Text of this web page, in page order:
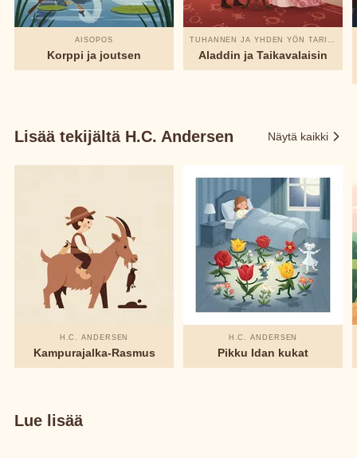
AISOPOS
Korppi ja joutsen
TUHANNEN JA YHDEN YÖN TARINAT
Aladdin ja Taikavalaisin
Lisää tekijältä H.C. Andersen Näytä kaikki
H.C. ANDERSEN
Kampurajalka-Rasmus
H.C. ANDERSEN
Pikku Idan kukat
Lue lisää